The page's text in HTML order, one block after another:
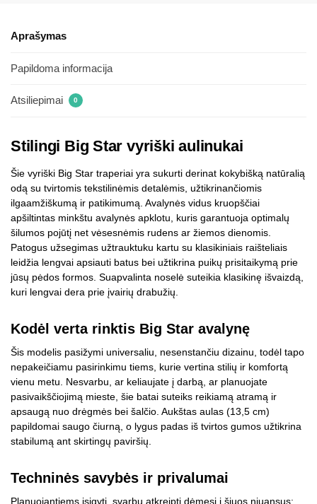
Aprašymas
Papildoma informacija
Atsiliepimai 0
Stilingi Big Star vyriški aulinukai
Šie vyriški Big Star traperiai yra sukurti derinat kokybišką natūralią
odą su tvirtomis tekstilinėmis detalėmis, užtikrinančiomis
ilgaamžiškumą ir patikimumą. Avalynės vidus kruopščiai
apšiltintas minkštu avalynės apklotu, kuris garantuoja optimalų
šilumos pojūtį net vėsesnėmis rudens ar žiemos dienomis.
Patogus užsegimas užtrauktuku kartu su klasikiniais raišteliais
leidžia lengvai apsiauti batus bei užtikrina puikų prisitaikymą prie
jūsų pėdos formos. Suapvalinta noselė suteikia klasikinę išvaizdą,
kuri lengvai dera prie įvairių drabužių.
Kodėl verta rinktis Big Star avalynę
Šis modelis pasižymi universaliu, nesenstančiu dizainu, todėl tapo
nepakeičiamu pasirinkimu tiems, kurie vertina stilių ir komfortą
vienu metu. Nesvarbu, ar keliaujate į darbą, ar planuojate
pasivaikščiojimą mieste, šie batai suteiks reikiamą atramą ir
apsaugą nuo drėgmės bei šalčio. Aukštas aulas (13,5 cm)
papildomai saugo čiurną, o lygus padas iš tvirtos gumos užtikrina
stabilumą ant skirtingų paviršių.
Techninės savybės ir privalumai
Planuojantiems įsigyti, svarbu atkreipti dėmesį į šiuos niuansus: